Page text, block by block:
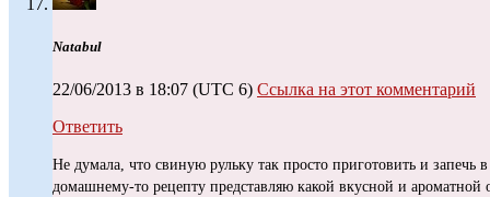
Natabul
22/06/2013 в 18:07 (UTC 6) Ссылка на этот комментарий
Ответить
Не думала, что свиную рульку так просто приготовить и запечь
домашнему-то рецепту представляю какой вкусной и ароматной